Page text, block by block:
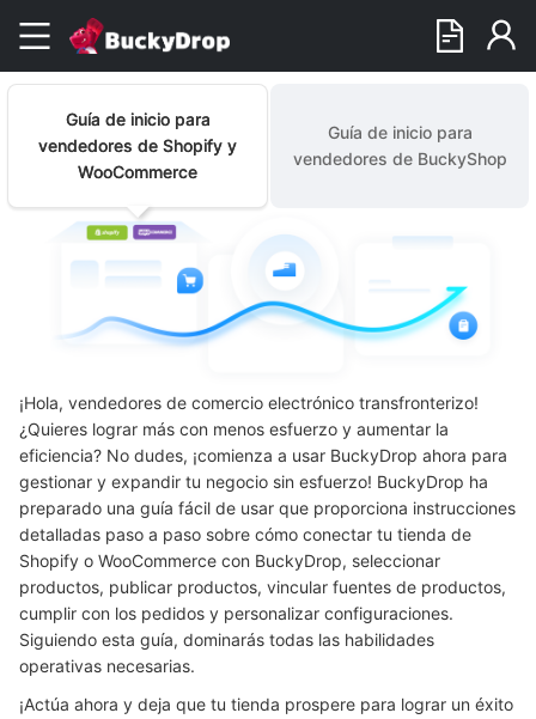
Guía de inicio para
vendedores de Shopify y
WooCommerce
Guía de inicio para
vendedores de BuckyShop
¡Hola, vendedores de comercio electrónico transfronterizo!
¿Quieres lograr más con menos esfuerzo y aumentar la
eficiencia? No dudes, ¡comienza a usar BuckyDrop ahora para
gestionar y expandir tu negocio sin esfuerzo! BuckyDrop ha
preparado una guía fácil de usar que proporciona instrucciones
detalladas paso a paso sobre cómo conectar tu tienda de
Shopify o WooCommerce con BuckyDrop, seleccionar
productos, publicar productos, vincular fuentes de productos,
cumplir con los pedidos y personalizar configuraciones.
Siguiendo esta guía, dominarás todas las habilidades
operativas necesarias.
¡Actúa ahora y deja que tu tienda prospere para lograr un éxito